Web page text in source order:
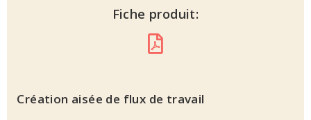
Fiche produit:
Création aisée de flux de travail